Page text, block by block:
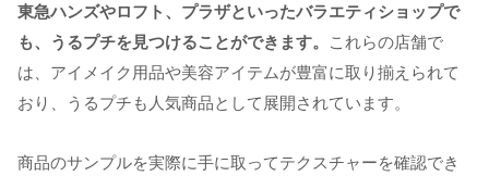
東急ハンズやロフト、プラザといったバラエティショップで
も、うるプチを見つけることができます。
これらの店舗で
は、アイメイク用品や美容アイテムが豊富に取り揃えられて
おり、うるプチも人気商品として展開されています。
商品のサンプルを実際に手に取ってテクスチャーを確認でき